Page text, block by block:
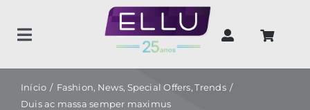
para
conteúdo
Toggle
Navigation
Home
Início Fashion News Special Offers Trends
Duis ac massa semper maximus